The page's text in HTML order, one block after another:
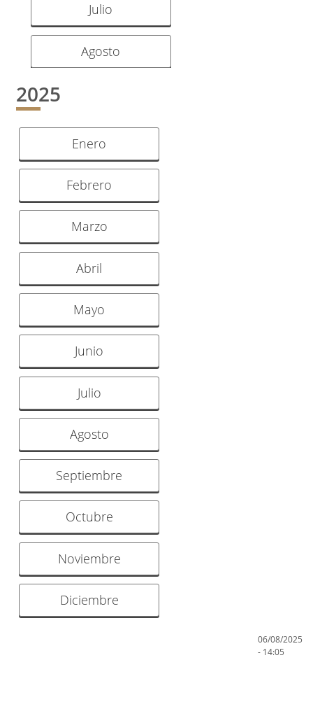
Julio
Agosto
2025
Enero
Febrero
Marzo
Abril
Mayo
Junio
Julio
Agosto
Septiembre
Octubre
Noviembre
Diciembre
06/08/2025
- 14:05